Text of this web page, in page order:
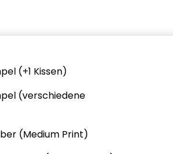
(+1 Kissen)
(verschiedene
(Medium Print)